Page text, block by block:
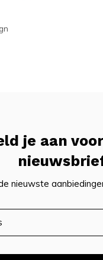
je aan
nieuwste